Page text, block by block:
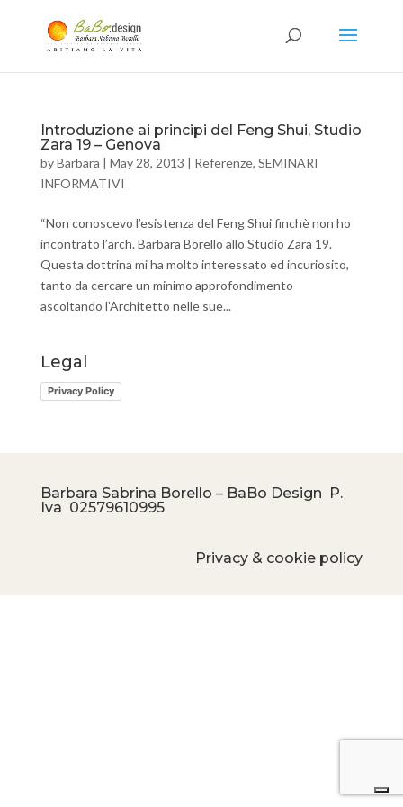
Introduzione ai principi del Feng Shui, Studio
Zara 19 – Genova
byBarbara | May 28, 2013 | Referenze, SEMINARI
INFORMATIVI
“Non conoscevo l’esistenza del Feng Shui finchè non ho
incontrato l’arch. Barbara Borello allo Studio Zara 19.
Questa dottrina mi ha molto interessato ed incuriosito,
tanto da cercare un minimo approfondimento
ascoltando l’Architetto nelle sue...
Legal
Privacy Policy
Barbara Sabrina Borello – BaBo Design P.
Iva 02579610995
Privacy & cookie policy